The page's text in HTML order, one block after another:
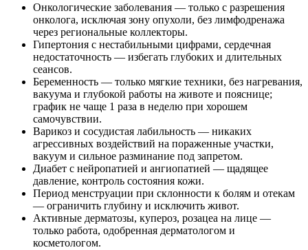
Онкологические заболевания — только с разрешения
онколога, исключая зону опухоли, без лимфодренажа
через региональные коллекторы.
Гипертония с нестабильными цифрами, сердечная
недостаточность — избегать глубоких и длительных
сеансов.
Беременность — только мягкие техники, без нагревания,
вакуума и глубокой работы на животе и пояснице;
график не чаще 1 раза в неделю при хорошем
самочувствии.
Варикоз и сосудистая лабильность — никаких
агрессивных воздействий на пораженные участки,
вакуум и сильное разминание под запретом.
Диабет с нейропатией и ангиопатией — щадящее
давление, контроль состояния кожи.
Период менструации при склонности к болям и отекам
— ограничить глубину и исключить живот.
Активные дерматозы, купероз, розацеа на лице —
только работа, одобренная дерматологом и
косметологом.